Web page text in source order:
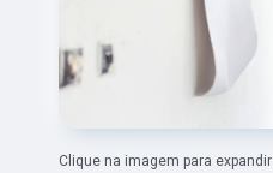
Clique na imagem para expandir